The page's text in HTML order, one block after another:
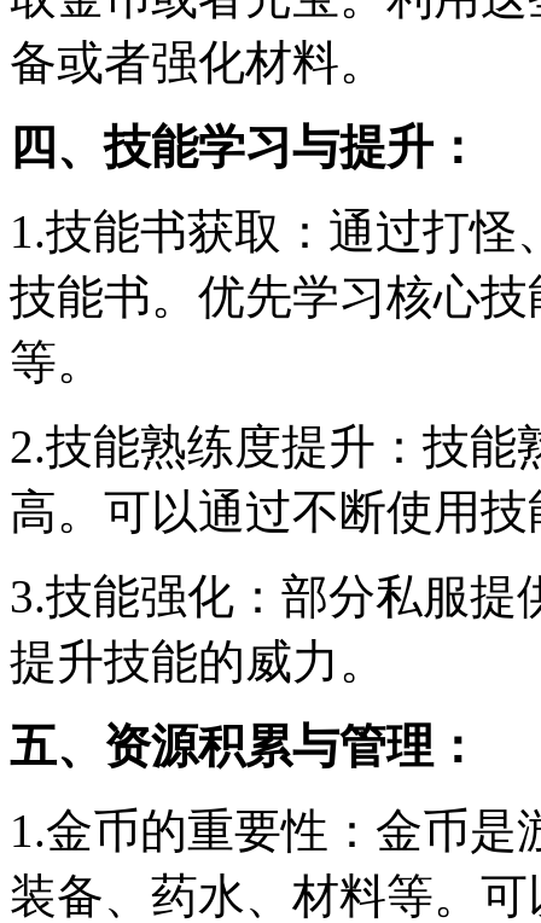
备或者强化材料。
四、技能学习与提升：
1.技能书获取：通过打
技能书。优先学习核心
等。
2.技能熟练度提升：技能
高。可以通过不断使用
3.技能强化：部分私服
提升技能的威力。
五、资源积累与管理：
1.金币的重要性：金币
装备、药水、材料等。